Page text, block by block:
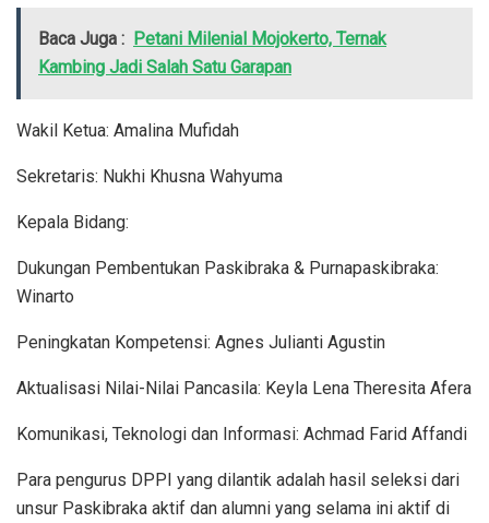
Baca Juga : Petani Milenial Mojokerto, Ternak
Kambing Jadi Salah Satu Garapan
Wakil Ketua: Amalina Mufidah
Sekretaris: Nukhi Khusna Wahyuma
Kepala Bidang:
Dukungan Pembentukan Paskibraka & Purnapaskibraka:
Winarto
Peningkatan Kompetensi: Agnes Julianti Agustin
Aktualisasi Nilai-Nilai Pancasila: Keyla Lena Theresita Afera
Komunikasi, Teknologi dan Informasi: Achmad Farid Affandi
Para pengurus DPPI yang dilantik adalah hasil seleksi dari
unsur Paskibraka aktif dan alumni yang selama ini aktif di